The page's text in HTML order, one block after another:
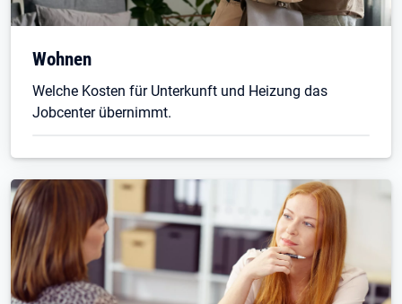
Wohnen
Welche Kosten für Unterkunft und Heizung das
Jobcenter übernimmt.